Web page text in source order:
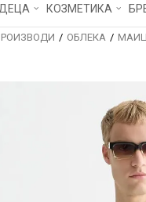
ДЕЦА КОЗМЕТИКА
ОБЛЕКА